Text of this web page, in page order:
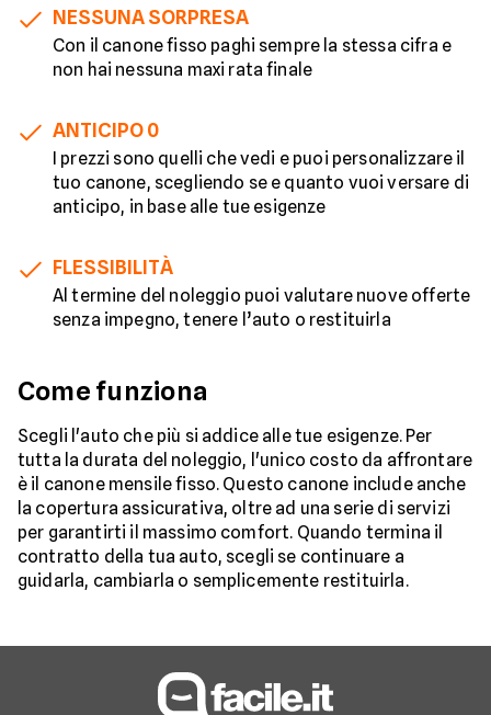
NESSUNA SORPRESA
Con il canone fisso paghi sempre la stessa cifra e
non hai nessuna maxi rata finale
ANTICIPO 0
I prezzi sono quelli che vedi e puoi personalizzare il
tuo canone, scegliendo se e quanto vuoi versare di
anticipo, in base alle tue esigenze
FLESSIBILITÀ
Al termine del noleggio puoi valutare nuove offerte
senza impegno, tenere l’auto o restituirla
Come funziona
Scegli l'auto che più si addice alle tue esigenze. Per
tutta la durata del noleggio, l'unico costo da affrontare
è il canone mensile fisso. Questo canone include anche
la copertura assicurativa, oltre ad una serie di servizi
per garantirti il massimo comfort. Quando termina il
contratto della tua auto, scegli se continuare a
guidarla, cambiarla o semplicemente restituirla.